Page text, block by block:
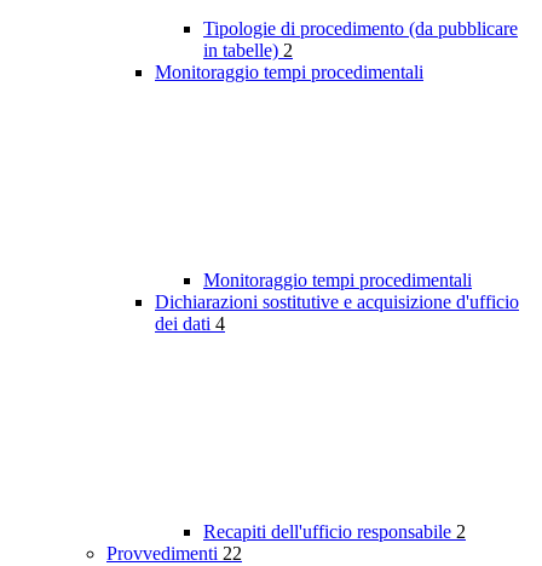
Tipologie di procedimento (da pubblicare
in tabelle) 2
Monitoraggio tempi procedimentali
Monitoraggio tempi procedimentali
Dichiarazioni sostitutive e acquisizione d'ufficio
dei dati 4
Recapiti dell'ufficio responsabile 2
Provvedimenti 22